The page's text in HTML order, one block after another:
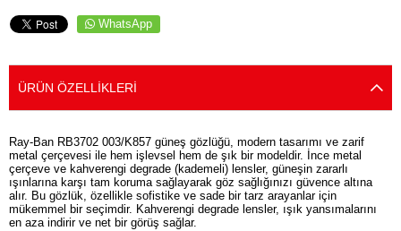
WhatsApp
ÜRÜN ÖZELLIKLERI
Ray-Ban RB3702 003/K857 güneş gözlüğü, modern tasarımı ve zarif
metal çerçevesi ile hem işlevsel hem de şık bir modeldir. İnce metal
çerçeve ve kahverengi degrade (kademeli) lensler, güneşin zararlı
ışınlarına karşı tam koruma sağlayarak göz sağlığınızı güvence altına
alır. Bu gözlük, özellikle sofistike ve sade bir tarz arayanlar için
mükemmel bir seçimdir. Kahverengi degrade lensler, ışık yansımalarını
en aza indirir ve net bir görüş sağlar.